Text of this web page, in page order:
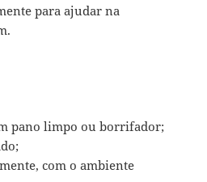
para ajudar na
pano limpo ou borrifador;
com o ambiente